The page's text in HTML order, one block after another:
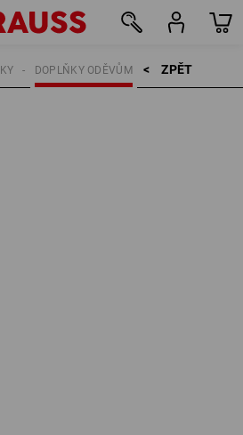
ZPĚT    >
DOPLŇKY ODĚVŮM